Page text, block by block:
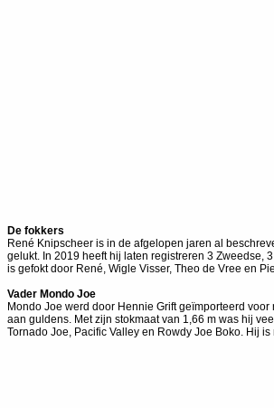
De fokkers
René Knipscheer is in de afgelopen jaren al
gelukt. In 2019 heeft hij laten registreren 3 Zweedse,
is gefokt door René, Wigle Visser, Theo de Vree en
Vader Mondo Joe
Mondo Joe werd door Hennie Grift geïmporteerd
aan guldens. Met zijn stokmaat van 1,66 m was hij
Tornado Joe, Pacific Valley en Rowdy Joe Boko. Hij